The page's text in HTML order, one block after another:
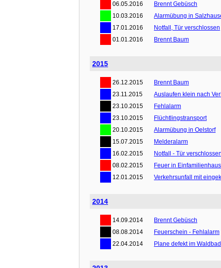
06.05.2016
Brennt Gebüsch
10.03.2016
Alarmübung in
17.01.2016
Notfall, Tür verschlossen
01.01.2016
Brennt Baum
2015
26.12.2015
Brennt Baum
23.11.2015
Auslaufen klein nach
23.10.2015
Fehlalarm
23.10.2015
Flüchtlingstransport
20.10.2015
Alarmübung in Oelstorf
15.07.2015
Melderalarm
16.02.2015
Notfall - Tür
08.02.2015
Feuer in Einfamilienhaus
12.01.2015
Verkehrsunfall mit
2014
14.09.2014
Brennt Gebüsch
08.08.2014
Feuerschein - Fehlalarm
22.04.2014
Plane defekt im